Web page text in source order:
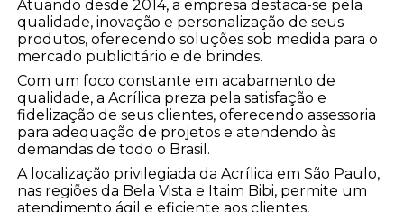
Atuando desde 2014, a empresa destaca-se pela
qualidade, inovação e personalização de seus
produtos, oferecendo soluções sob medida para o
mercado publicitário e de brindes.
Com um foco constante em acabamento de
qualidade, a Acrílica preza pela satisfação e
fidelização de seus clientes, oferecendo assessoria
para adequação de projetos e atendendo às
demandas de todo o Brasil.
A localização privilegiada da Acrílica em São Paulo,
nas regiões da Bela Vista e Itaim Bibi, permite um
atendimento ágil e eficiente aos clientes,